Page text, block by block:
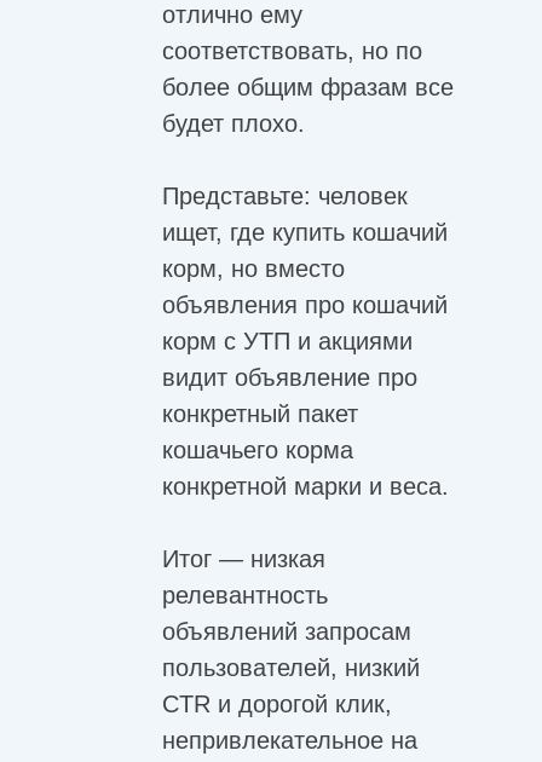
отлично ему
соответствовать, но по
более общим фразам все
будет плохо.
Представьте: человек
ищет, где купить кошачий
корм, но вместо
объявления про кошачий
корм с УТП и акциями
видит объявление про
конкретный пакет
кошачьего корма
конкретной марки и веса.
Итог — низкая
релевантность
объявлений запросам
пользователей, низкий
CTR и дорогой клик,
непривлекательное на